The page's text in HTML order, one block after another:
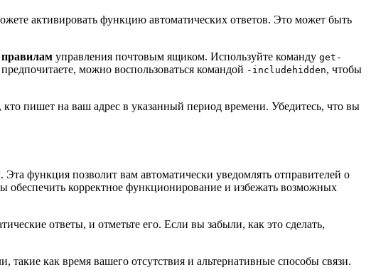
активировать функцию автоматических ответов. Это может быть
правилам управления почтовым ящиком. Используйте команду get-
можно воспользоваться командой -includehidden, чтобы
кто пишет на ваш адрес в указанный период времени. Убедитесь, что вы
функция позволит вам автоматически уведомлять отправителей о
обеспечить корректное функционирование и избежать возможных
ответы, и отметьте его. Если вы забыли, как это сделать,
такие как время вашего отсутствия и альтернативные способы связи.